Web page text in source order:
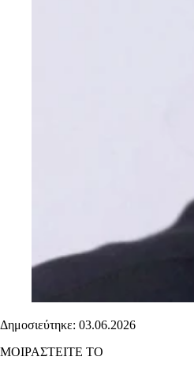
Δημοσιεύτηκε: 03.06.2026
ΜΟΙΡΑΣΤΕΙΤΕ ΤΟ